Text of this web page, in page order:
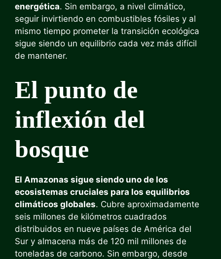
energética. Sin embargo, a nivel climático,
seguir invirtiendo en combustibles fósiles y al
mismo tiempo prometer la transición ecológica
sigue siendo un equilibrio cada vez más difícil
de mantener.
El punto de
inflexión del
bosque
El Amazonas sigue siendo uno de los
ecosistemas cruciales para los equilibrios
climáticos globales. Cubre aproximadamente
seis millones de kilómetros cuadrados
distribuidos en nueve países de América del
Sur y almacena más de 120 mil millones de
toneladas de carbono. Sin embargo, desde